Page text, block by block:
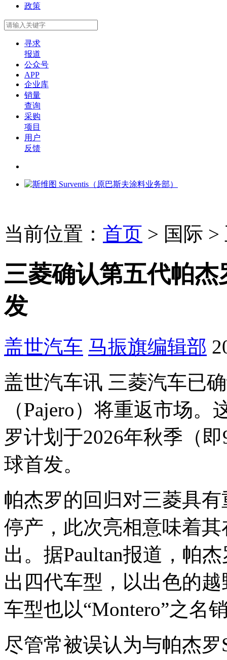
政策
寻求
报道
公众号
APP
企业库
销量
查询
采购
项目
用户
反馈
当前位置： 首页 > 国际 >
三菱确认第五代帕杰
发
盖世汽车 马振旗编辑部
盖世汽车讯 三菱汽车已
（Pajero）将重返市场
罗计划于2026年秋季（
球首发。
帕杰罗的回归对三菱具
停产，此次亮相意味着
出。据Paultan报道，帕
出四代车型，以出色的
车型也以“Montero”之名
尽管常被误认为与帕杰